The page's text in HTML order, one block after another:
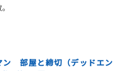
ン 部屋と締切（デッドエン